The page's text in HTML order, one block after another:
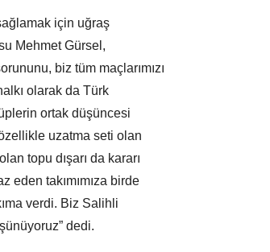
için uğraş
Mehmet Gürsel,
biz tüm maçlarımızı
olarak da Türk
ortak düşüncesi
özellikle uzatma seti olan
topu dışarı da kararı
eden takımımıza birde
verdi. Biz Salihli
dedi.